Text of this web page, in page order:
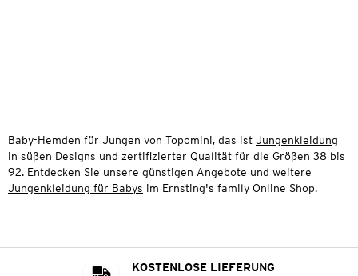
Baby-Hemden für Jungen von Topomini, das ist Jungenkleidung
in süßen Designs und zertifizierter Qualität für die Größen 38 bis
92. Entdecken Sie unsere günstigen Angebote und weitere
Jungenkleidung für Babys im Ernsting's family Online Shop.
KOSTENLOSE LIEFERUNG